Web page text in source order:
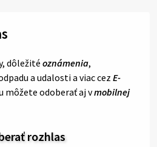
dôležité oznámenia,
a udalosti a viac cez E-
môžete odoberať aj vmobilnej
rozhlas